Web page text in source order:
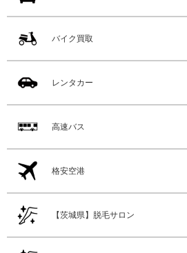
バイク買取
レンタカー
高速バス
格安空港
【茨城県】脱毛サロン